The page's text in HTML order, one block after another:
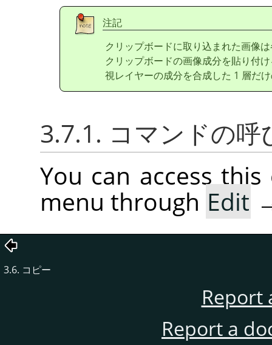
注記
クリップボードに取り込まれた画像
クリップボードの画像成分を貼り付
視レイヤーの成分を合成した 1 層だ
3.7.1. コマンドの呼
You can access
menu through Edit
3.6. コピー
Report
Report a